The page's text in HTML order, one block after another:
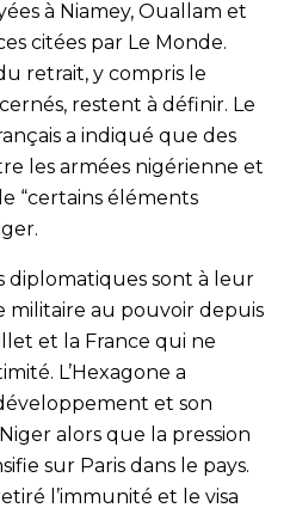
à Niamey, Ouallam et
citées par Le Monde.
retrait, y compris le
restent à définir. Le
a indiqué que des
les armées nigérienne et
“certains éléments
diplomatiques sont à leur
au pouvoir depuis
et la France qui ne
L’Hexagone a
et son
alors que la pression
sur Paris dans le pays.
l’immunité et le visa